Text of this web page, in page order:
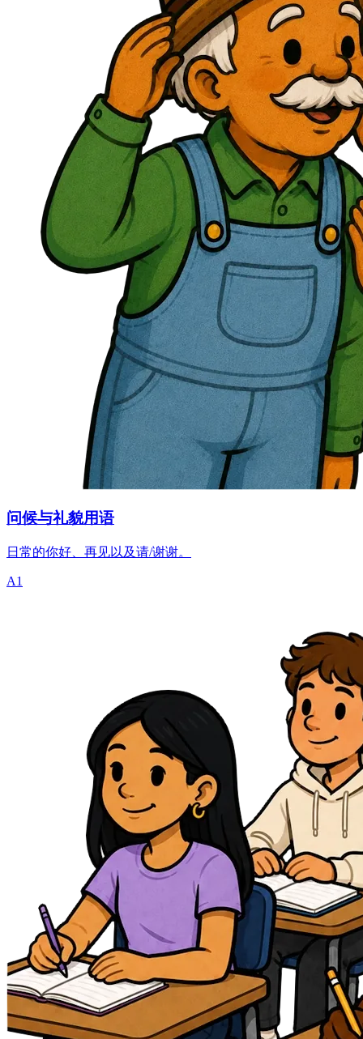
问候与礼貌用语
日常的你好、再见以及请/谢谢。
A1